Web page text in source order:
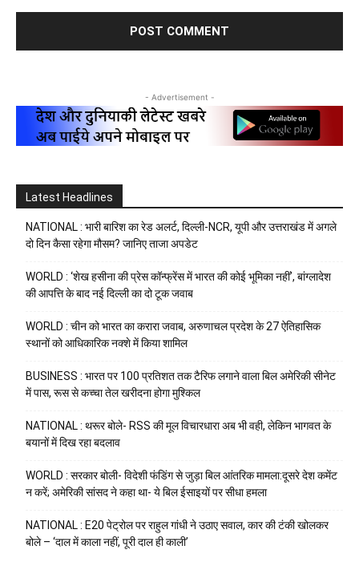
- Advertisement -
Latest Headlines
NATIONAL : भारी बारिश का रेड अलर्ट, दिल्ली-NCR, यूपी और उत्तराखंड में अगले
दो दिन कैसा रहेगा मौसम? जानिए ताजा अपडेट
WORLD : ‘शेख हसीना की प्रेस कॉन्फ्रेंस में भारत की कोई भूमिका नहीं’, बांग्लादेश
की आपत्ति के बाद नई दिल्ली का दो टूक जवाब
WORLD : चीन को भारत का करारा जवाब, अरुणाचल प्रदेश के 27 ऐतिहासिक
स्थानों को आधिकारिक नक्शे में किया शामिल
BUSINESS : भारत पर 100 प्रतिशत तक टैरिफ लगाने वाला बिल अमेरिकी सीनेट
में पास, रूस से कच्चा तेल खरीदना होगा मुश्किल
NATIONAL : थरूर बोले- RSS की मूल विचारधारा अब भी वही, लेकिन भागवत के
बयानों में दिख रहा बदलाव
WORLD : सरकार बोली- विदेशी फंडिंग से जुड़ा बिल आंतरिक मामला:दूसरे देश कमेंट
न करें; अमेरिकी सांसद ने कहा था- ये बिल ईसाइयों पर सीधा हमला
NATIONAL : E20 पेट्रोल पर राहुल गांधी ने उठाए सवाल, कार की टंकी खोलकर
बोले – ‘दाल में काला नहीं, पूरी दाल ही काली’